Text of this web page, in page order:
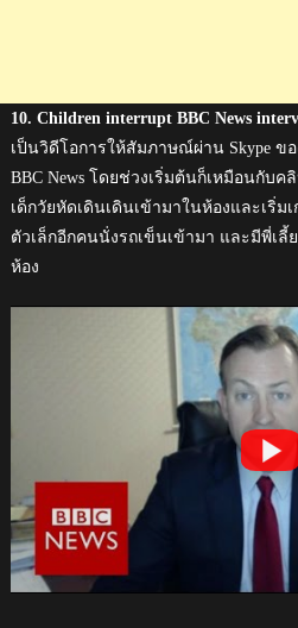
10. Children interrupt BBC News
เป็นวิดีโอการให้สัมภาษณ์ผ่าน Skype ข
BBC News โดยช่วงเริ่มต้นก็เหมือนกับ
เด็กวัยหัดเดินเดินเข้ามาในห้องและเริ่
ตัวเล็กอีกคนนั่งรถเข็นเข้ามา และมีพี่เลี้
ห้อง